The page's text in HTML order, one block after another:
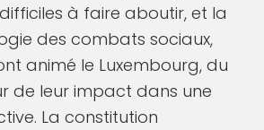
à faire aboutir, et la
des combats sociaux,
animé le Luxembourg, du
de leur impact dans une
La constitution